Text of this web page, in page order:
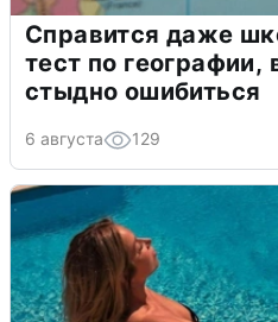
Справится даже
тест по географии,
стыдно ошибиться
6 августа 129